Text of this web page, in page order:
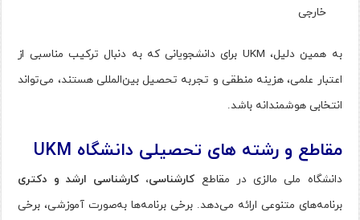
خارجی
به همین دلیل، UKM برای دانشجویانی که به دنبال ترکیب مناسبی از
اعتبار علمی، هزینه منطقی و تجربه تحصیل بین‌المللی هستند، می‌تواند
انتخابی هوشمندانه باشد.
مقاطع و رشته‌ های تحصیلی دانشگاه UKM
دانشگاه ملی مالزی در مقاطع کارشناسی، کارشناسی ارشد و دکتری
برنامه‌های متنوعی ارائه می‌دهد. برخی برنامه‌ها به‌صورت آموزشی، برخی